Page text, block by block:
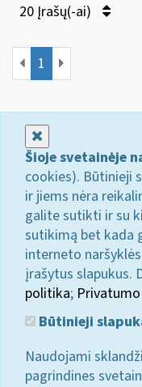
20 Įrašų(-ai)
1
Šioje svetainėje
cookies). Būtinieji
ir jiems nėra
galite sutikti ir su
sutikimą bet kada
interneto
įrašytus slapukus.
politika;
Būtinieji
Naudojami
pagrindines